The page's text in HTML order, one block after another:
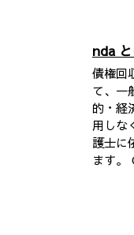
nda
債権回
て、一
的・経
用しな
護士に
ます